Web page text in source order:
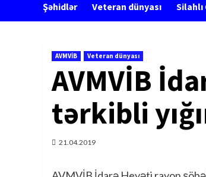
Şəhidlər Veteran dünyası Silahlı
AVMVİB Veteran dünyası
AVMVİB
tərkibli
21.04.2019